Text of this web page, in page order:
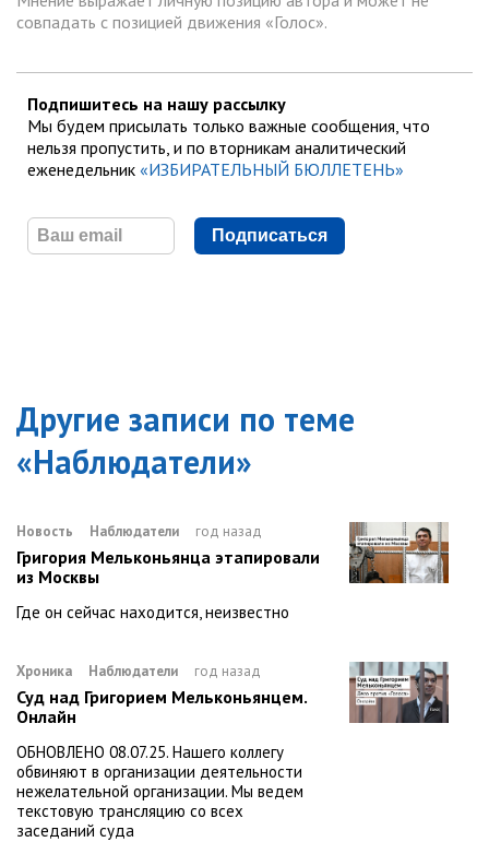
совпадать с позицией движения «Голос».
Подпишитесь на нашу рассылку
Мы будем присылать только важные сообщения, что
нельзя пропустить, и по вторникам аналитический
еженедельник «ИЗБИРАТЕЛЬНЫЙ БЮЛЛЕТЕНЬ»
Подписаться
Другие записи по теме
«Наблюдатели»
Новость Наблюдатели год назад
Григория Мельконьянца этапировали
из Москвы
Где он сейчас находится, неизвестно
Хроника Наблюдатели год назад
Суд над Григорием Мельконьянцем.
Онлайн
ОБНОВЛЕНО 08.07.25. Нашего коллегу
обвиняют в организации деятельности
нежелательной организации. Мы ведем
текстовую трансляцию со всех
заседаний суда